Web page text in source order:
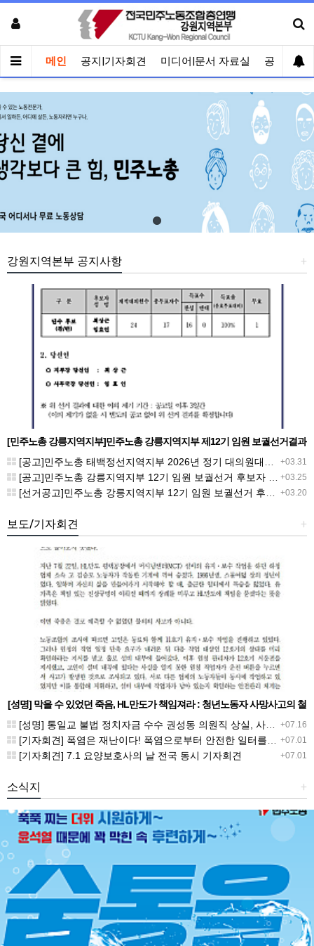
메인 공지|기자회견 미디어|문서 자료실 공유게시
+
강원지역본부 공지사항
[민주노총 강릉지역지부]민주노총 강릉지역지부 제12기 임원 보궐선거결과
공고
+03.31
[공고]민주노총 태백정선지역지부 2026년 정기 대의원대회 재소집 건
+03.25
[공고]민주노총 강릉지역지부 12기 임원 보궐선거 후보자 확정 공고
+03.20
[선거공고]민주노총 강릉지역지부 12기 임원 보궐선거 후보 등록 기간 연장 공고
+
보도/기자회견
[성명] 막을 수 있었던 죽음, HL만도가 책임져라 : 청년노동자 사망사고의 철
저한 진상규명과 재발방지 대책 마련하라
+07.16
[성명] 통일교 불법 정치자금 수수 권성동 의원직 상실, 사필귀정이다
+07.01
[기자회견] 폭염은 재난이다! 폭염으로부터 안전한 일터를 위한 민주노총 강원지역본부 폭염감시단 선포 기자회견
+07.01
[기자회견] 7.1 요양보호사의 날 전국 동시 기자회견
+
소식지